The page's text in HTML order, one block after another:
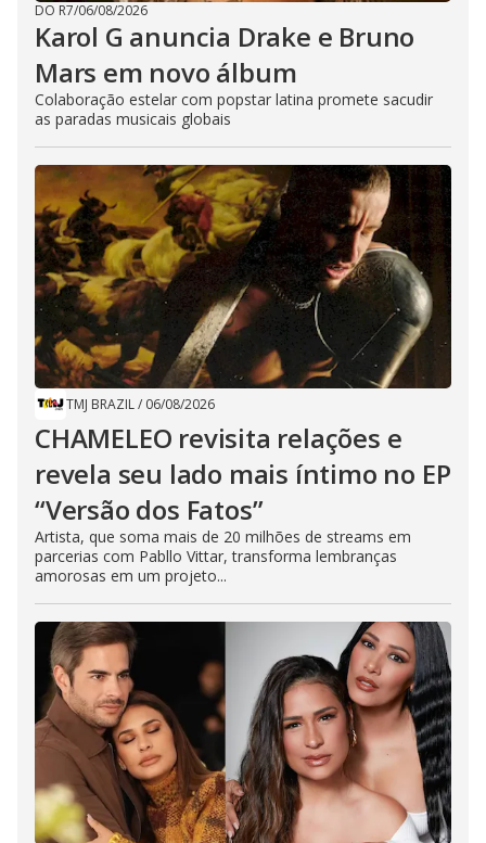
DO R7/06/08/2026
Karol G anuncia Drake e Bruno
Mars em novo álbum
Colaboração estelar com popstar latina promete sacudir
as paradas musicais globais
TMJ BRAZIL/ 06/08/2026
CHAMELEO revisita relações e
revela seu lado mais íntimo no EP
“Versão dos Fatos”
Artista, que soma mais de 20 milhões de streams em
parcerias com Pabllo Vittar, transforma lembranças
amorosas em um projeto...